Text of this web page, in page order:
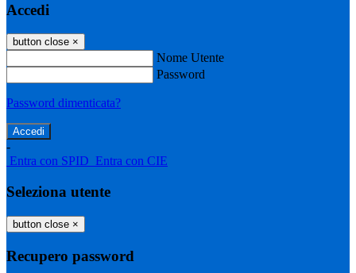
Accedi
button close ×
Nome Utente
Password
Password dimenticata?
-
Entra con SPID Entra con CIE
Seleziona utente
button close ×
Recupero password